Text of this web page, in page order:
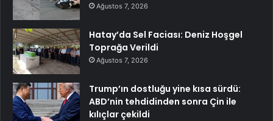
Ağustos 7, 2026
Hatay’da Sel Faciası: Deniz Hoşgel
Toprağa Verildi
Ağustos 7, 2026
Trump’ın dostluğu yine kısa sürdü:
ABD’nin tehdidinden sonra Çin ile
kılıçlar çekildi